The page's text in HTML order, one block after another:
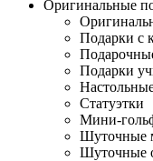
Оригинальные
Подарки с
Подарки
Статуэтки
Мини-
Шуточные
Шуточные